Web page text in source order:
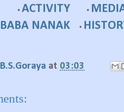
• ACTIVITY •
NANAK •
B.S.Goraya at 03:03